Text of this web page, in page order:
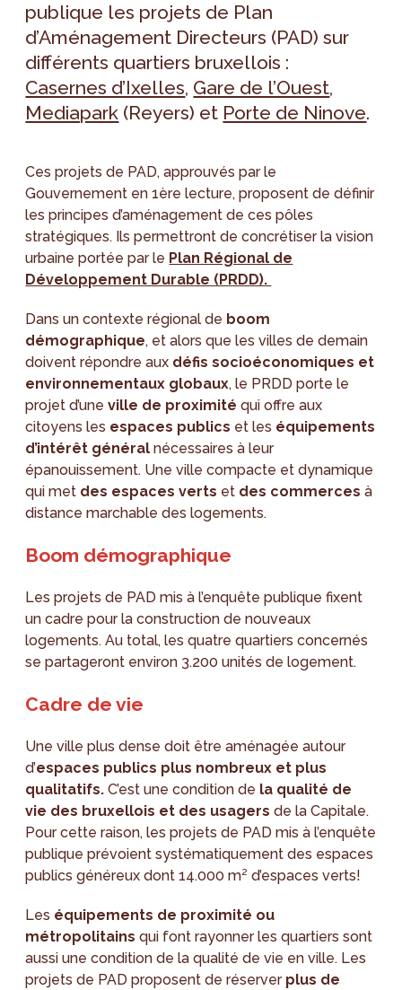
publique les projets de Plan
d’Aménagement Directeurs (PAD) sur
différents quartiers bruxellois :
Casernes d’Ixelles, Gare de l’Ouest,
Mediapark (Reyers) et Porte de Ninove.
Ces projets de PAD, approuvés par le
Gouvernement en 1ère lecture, proposent de définir
les principes d’aménagement de ces pôles
stratégiques. Ils permettront de concrétiser la vision
urbaine portée par le Plan Régional de
Développement Durable (PRDD).
Dans un contexte régional de boom
démographique, et alors que les villes de demain
doivent répondre aux défis socioéconomiques et
environnementaux globaux, le PRDD porte le
projet d’uneville de proximité qui offre aux
citoyens les espaces publics et les équipements
d’intérêt général nécessaires à leur
épanouissement. Une ville compacte et dynamique
qui met des espaces verts et des commerces à
distance marchable des logements.
Boom démographique
Les projets de PAD mis à l’enquête publique fixent
un cadre pour la construction de nouveaux
logements. Au total, les quatre quartiers concernés
se partageront environ 3.200 unités de logement.
Cadre de vie
Une ville plus dense doit être aménagée autour
d’espaces publics plus nombreux et plus
qualitatifs. C’est une condition de la qualité de
vie des bruxellois et des usagers de la Capitale.
Pour cette raison, les projets de PAD mis à l’enquête
publique prévoient systématiquement des espaces
publics généreux dont 14.000 m² d’espaces verts!
Les équipements de proximité ou
métropolitains qui font rayonner les quartiers sont
aussi une condition de la qualité de vie en ville. Les
projets de PAD proposent de réserver plus de